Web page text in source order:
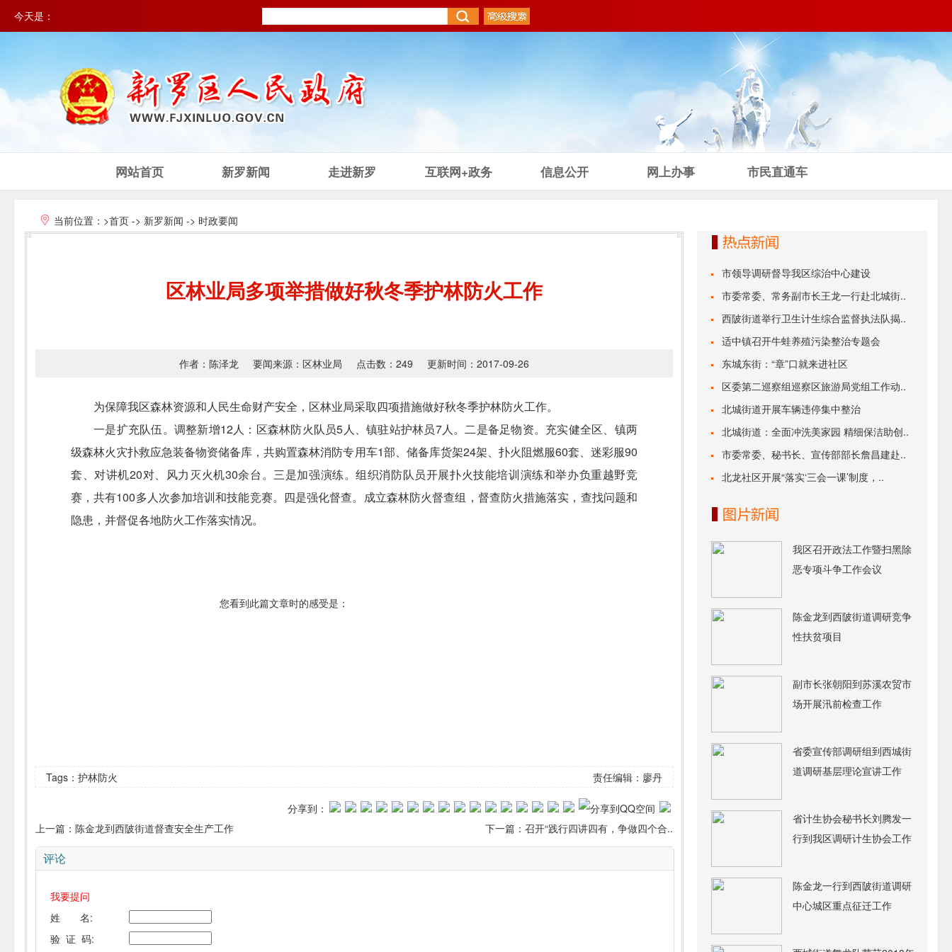
今天是：
网站首页 新罗新闻 走进新罗 互联网+政务 信息公开 网上办事 市民直通车
当前位置： >首页 -> 新罗新闻 -> 时政要闻
区林业局多项举措做好秋冬季护林防火工作
作者：陈泽龙 要闻来源：区林业局 点击数： 249 更新时间：2017-09-26
为保障我区森林资源和人民生命财产安全，区林业局采取四项措施做好秋冬季护林防火工作。
一是扩充队伍。调整新增12人：区森林防火队员5人、镇驻站护林员7人。二是备足物资。充实健全区、镇两
级森林火灾扑救应急装备物资储备库，共购置森林消防专用车1部、储备库货架24架、扑火阻燃服60套、迷彩服90
套、对讲机20对、风力灭火机30余台。三是加强演练。组织消防队员开展扑火技能培训演练和举办负重越野竞
赛，共有100多人次参加培训和技能竞赛。四是强化督查。成立森林防火督查组，督查防火措施落实，查找问题和
隐患，并督促各地防火工作落实情况。
您看到此篇文章时的感受是：
Tags：护林防火 责任编辑：廖丹
分享到：
上一篇： 陈金龙到西陂街道督查安全生产工作 下一篇： 召开“践行四讲四有，争做四个合..
评论
我要提问
姓 名:
验 证 码:
市领导调研督导我区综治中心建设
市委常委、常务副市长王龙一行赴北城街..
西陂街道举行卫生计生综合监督执法队揭..
适中镇召开牛蛙养殖污染整治专题会
东城东街：“章”口就来进社区
区委第二巡察组巡察区旅游局党组工作动..
北城街道开展车辆违停集中整治
北城街道：全面冲洗美家园 精细保洁助创..
市委常委、秘书长、宣传部部长詹昌建赴..
北龙社区开展“落实‘三会一课’制度，..
我区召开政法工作暨扫黑除
恶专项斗争工作会议
陈金龙到西陂街道调研竞争
性扶贫项目
副市长张朝阳到苏溪农贸市
场开展汛前检查工作
省委宣传部调研组到西城街
道调研基层理论宣讲工作
省计生协会秘书长刘腾发一
行到我区调研计生协会工作
陈金龙一行到西陂街道调研
中心城区重点征迁工作